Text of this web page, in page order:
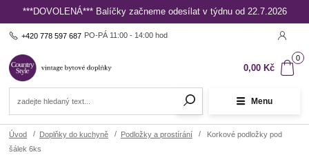
***DOVOLENÁ*** Balíčky začneme odesílat v týdnu od 22.7.2026
Menu
+420 778 597 687 PO-PÁ 11:00 - 14:00 hod
0
0,00 Kč
Úvod Doplňky do kuchyně Podložky a prostírání
Korkové podložky pod
šálek 6ks